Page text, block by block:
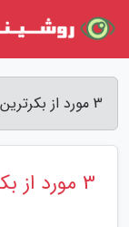
3 مورد از بکرترین جاهای دیدنی سیاهکل - سفر به آنتالیا
3 مورد از بکرترین جاهای دیدنی سیاهکل